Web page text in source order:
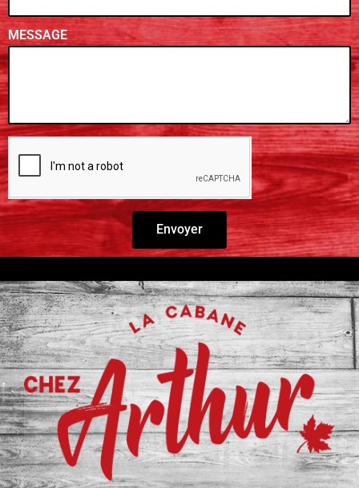
MESSAGE
Envoyer